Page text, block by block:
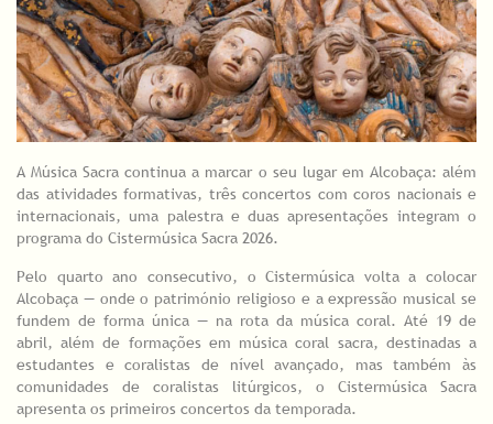
A Música Sacra continua a marcar o seu lugar em Alcobaça: além
das atividades formativas, três concertos com coros nacionais e
internacionais, uma palestra e duas apresentações integram o
programa do Cistermúsica Sacra 2026.
Pelo quarto ano consecutivo, o Cistermúsica volta a colocar
Alcobaça — onde o património religioso e a expressão musical se
fundem de forma única — na rota da música coral. Até 19 de
abril, além de formações em música coral sacra, destinadas a
estudantes e coralistas de nível avançado, mas também às
comunidades de coralistas litúrgicos, o Cistermúsica Sacra
apresenta os primeiros concertos da temporada.